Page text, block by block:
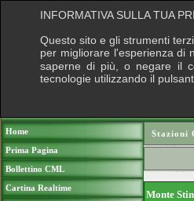
Home
Prima Pagina
Bollettino CML
Cartina Realtime
Stazioni
Monte
INFORMATIVA SULLA TUA
Questo sito e gli strumenti
per migliorare l'esperienza di
saperne di più, o negare il
tecnologie utilizzando il